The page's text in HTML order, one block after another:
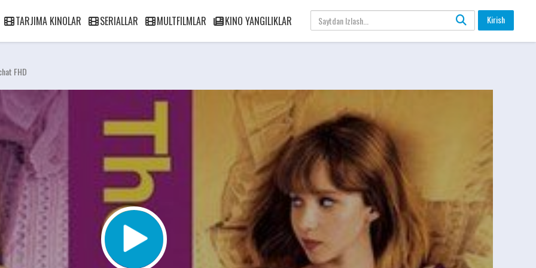
TARJIMA KINOLAR SERIALLAR MULTFILMLAR KINO YANGILIKLAR Kirish
FHD